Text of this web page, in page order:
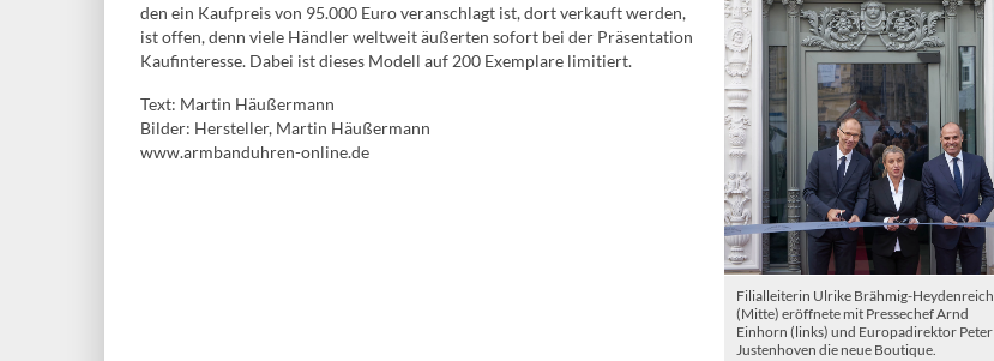
Filialleiterin Ulrike Brähmig-Heydenreich
(Mitte) eröffnete mit Pressechef Arnd
Einhorn (links) und Europadirektor Peter
Justenhoven die neue Boutique.
den ein Kaufpreis von 95.000 Euro veranschlagt ist, dort verkauft werden,
ist offen, denn viele Händler weltweit äußerten sofort bei der Präsentation
Kaufinteresse. Dabei ist dieses Modell auf 200 Exemplare limitiert.
Text: Martin Häußermann
Bilder: Hersteller, Martin Häußermann
www.armbanduhren-online.de